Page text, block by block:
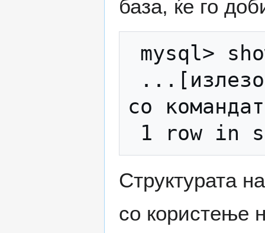
база, ќе го
со
Структурата
со користење